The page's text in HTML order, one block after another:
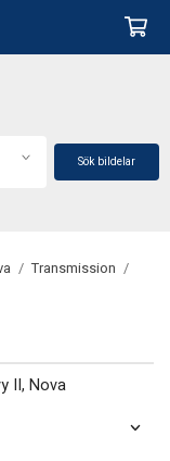
Sök bildelar
/ Transmission /
II, Nova